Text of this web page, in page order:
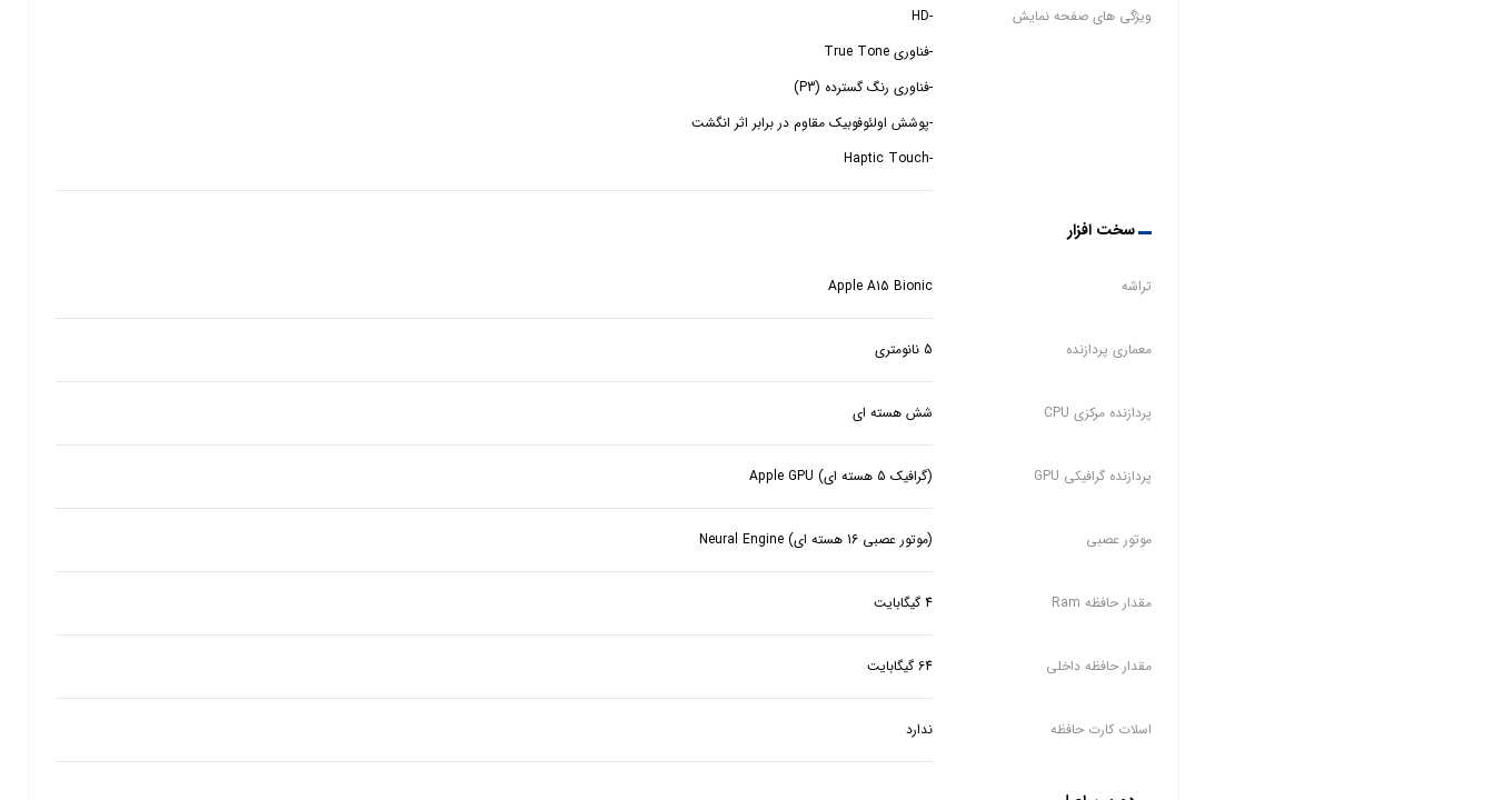
ویژگی های صفحه نمایش
-Haptic Touch
سخت افزار
تراشه Apple A15 Bionic
معماری پردازنده 5 نانومتری
پردازنده مرکزی CPU شش هسته ای
پردازنده گرافیکی GPU (گرافیک 5 هسته ای) Apple GPU
موتور عصبی (موتور عصبی 16 هسته ای) Neural Engine
مقدار حافظه Ram 4 گیگابایت
مقدار حافظه داخلی 64 گیگابایت
اسلات کارت حافظه ندارد